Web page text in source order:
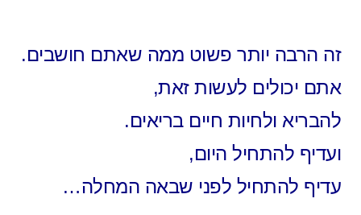
זה הרבה יותר פשוט ממה שאתם חושבים.
אתם יכולים לעשות זאת,
להבריא ולחיות חיים בריאים.
ועדיף להתחיל היום,
עדיף להתחיל לפני שבאה המחלה…